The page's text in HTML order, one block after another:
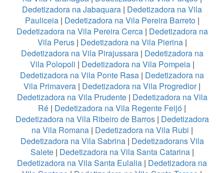
Dedetizadora na Jabaquara | Dedetizadora na Vila
Pauliceia| Dedetizadora na Vila Pereira Barreto|
Dedetizadora na Vila Pereira Cerca| Dedetizadora na
Vila Perus| Dedetizadora na Vila Pierina|
Dedetizadora na Vila Pirajussara| Dedetizadora na
Vila Polopoli | Dedetizadora na Vila Pompeia|
Dedetizadora na Vila Ponte Rasa | Dedetizadora na
Vila Primavera | Dedetizadora na Vila Progredior|
Dedetizadora na Vila Prudente| Dedetizadora na Vila
Ré | Dedetizadora na Vila Regente Feijó |
Dedetizadora na Vila Ribeiro de Barros| Dedetizadora
na Vila Romana| Dedetizadora na Vila Rubi |
Dedetizadora na Vila Sabrina| Dedetizadorans Vila
Salete| Dedetizadora na Vila Santa Catarina|
Dedetizadora na Vila Santa Eulalia | Dedetizadora na